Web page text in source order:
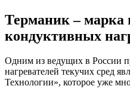
Терманик – марка
кондуктивных
Одним из ведущих в России
нагревателей текучих сред
Технологии», которое уже